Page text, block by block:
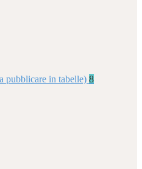
pubblicare in tabelle) 8